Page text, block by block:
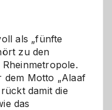
als „fünfte
zu den
dem Motto „Alaaf
damit die
das